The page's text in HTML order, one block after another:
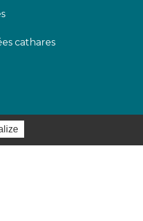
cathares